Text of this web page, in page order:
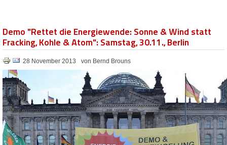
Demo "Rettet die Energiewende: Sonne & Wind statt
Fracking, Kohle & Atom": Samstag, 30.11., Berlin
28 November 2013 von Bernd Brouns